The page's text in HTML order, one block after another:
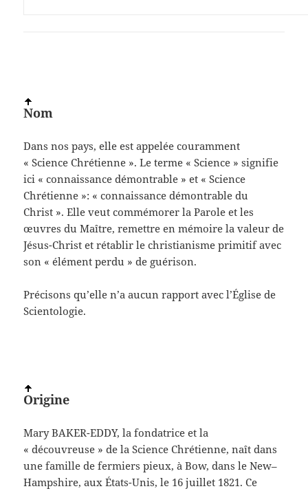
Nom
Dans nos pays, elle est appelée couramment
« Science Chrétienne ». Le terme « Science » signifie
ici « connaissance démontrable » et « Science
Chrétienne »: « connaissance démontrable du
Christ ». Elle veut commémorer la Parole et les
œuvres du Maître, remettre en mémoire la valeur de
Jésus-Christ et rétablir le christianisme primitif avec
son « élément perdu » de guérison.
Précisons qu’elle n’a aucun rapport avec l’Église de
Scientologie.
Origine
Mary BAKER-EDDY, la fondatrice et la
« découvreuse » de la Science Chrétienne, naît dans
une famille de fermiers pieux, à Bow, dans le New–
Hampshire, aux États-Unis, le 16 juillet 1821. Ce